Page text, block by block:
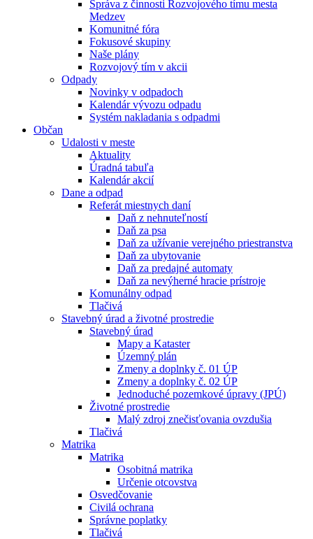
Správa z činnosti Rozvojového tímu mesta
Medzev
Komunitné fóra
Fokusové skupiny
Naše plány
Rozvojový tím v akcii
Odpady
Novinky v odpadoch
Kalendár vývozu odpadu
Systém nakladania s odpadmi
Občan
Udalosti v meste
Aktuality
Úradná tabuľa
Kalendár akcií
Dane a odpad
Referát miestnych daní
Daň z nehnuteľností
Daň za psa
Daň za užívanie verejného priestranstva
Daň za ubytovanie
Daň za predajné automaty
Daň za nevýherné hracie prístroje
Komunálny odpad
Tlačivá
Stavebný úrad a životné prostredie
Stavebný úrad
Mapy a Kataster
Územný plán
Zmeny a doplnky č. 01 ÚP
Zmeny a doplnky č. 02 ÚP
Jednoduché pozemkové úpravy (JPÚ)
Životné prostredie
Malý zdroj znečisťovania ovzdušia
Tlačivá
Matrika
Matrika
Osobitná matrika
Určenie otcovstva
Osvedčovanie
Civilá ochrana
Správne poplatky
Tlačivá